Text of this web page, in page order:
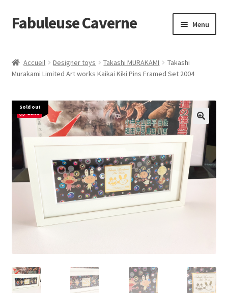
Aller
à
navigation
Aller
au
Fabuleuse Caverne Menu
En boutique
menu
enfant
Superflat Museum Murakami
En réapprovisionnement
Accueil Designer toys Takashi MURAKAMI
Takashi
Murakami Limited Art works Kaikai Kiki Pins Framed Set 2004
Sold out
Save